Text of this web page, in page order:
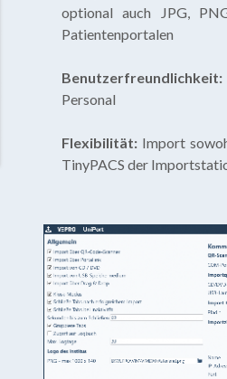
optional auch JPG,
Patientenportalen
Benutzerfreundlichkeit:
Personal
Flexibilität: Import
TinyPACS der